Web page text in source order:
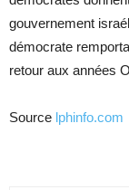
gouvernement
démocrate
retour aux années
Source lphinfo.com